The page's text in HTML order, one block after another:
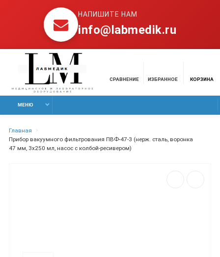
НАПИШИТЕ НАМ
info@labmedik.ru
СРАВНЕНИЕ ИЗБРАННОЕ КОРЗИНА
МЕНЮ
Главная
Прибор вакуумного фильтрования ПВФ-47-3 (нерж. сталь, воронка
47 мм, 3х250 мл, насос с колбой-ресивером)